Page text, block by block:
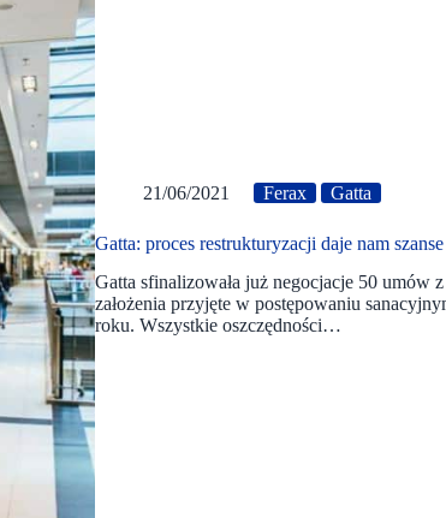
21/06/2021 Ferax Gatta
Gatta: proces restrukturyzacji daje nam
Gatta sfinalizowała już negocjacje 50
założenia przyjęte w postępowaniu
roku. Wszystkie oszczędności…